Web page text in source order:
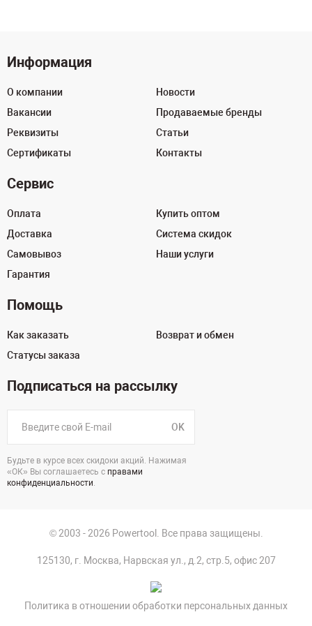
Информация
О компании
Вакансии
Реквизиты
Сертификаты
Новости
Продаваемые бренды
Статьи
Контакты
Сервис
Оплата
Доставка
Самовывоз
Гарантия
Купить оптом
Система скидок
Наши услуги
Помощь
Как заказать
Статусы заказа
Возврат и обмен
Подписаться на рассылку
OK
Будьте в курсе всех скидоки акций. Нажимая
«ОК» Вы соглашаетесь с правами
конфиденциальности.
© 2003 - 2026 Powertool. Все права защищены.
125130, г. Москва, Нарвская ул., д.2, стр.5, офис 207
Политика в отношении обработки персональных данных